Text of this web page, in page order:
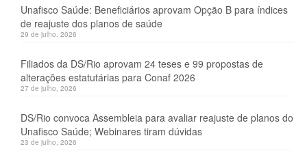
Unafisco Saúde: Beneficiários aprovam Opção B para índices
de reajuste dos planos de saúde
29 de julho, 2026
Filiados da DS/Rio aprovam 24 teses e 99 propostas de
alterações estatutárias para Conaf 2026
27 de julho, 2026
DS/Rio convoca Assembleia para avaliar reajuste de planos do
Unafisco Saúde; Webinares tiram dúvidas
23 de julho, 2026